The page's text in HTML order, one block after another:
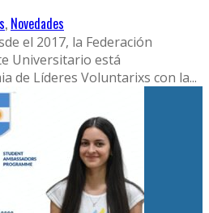
, Novedades
el 2017, la Federación
Universitario está
de Líderes Voluntarixs con la...